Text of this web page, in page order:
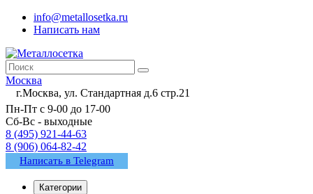
info@metallosetka.ru
Написать нам
Москва
г.Москва, ул. Стандартная д.6 стр.21
Пн-Пт с 9-00 до 17-00
Сб-Вс - выходные
8 (495) 921-44-63
8 (906) 064-82-42
Написать в Telegram
Категории